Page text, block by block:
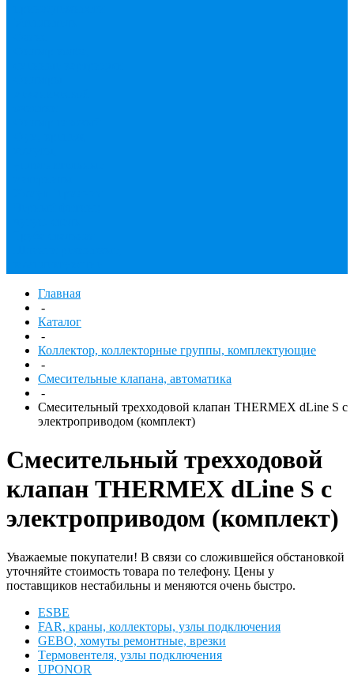
Главная
-
Каталог
-
Коллектор, коллекторные группы, комплектующие
-
Смесительные клапана, автоматика
-
Смесительный трехходовой клапан THERMEX dLine S с
электроприводом (комплект)
Смесительный трехходовой
клапан THERMEX dLine S с
электроприводом (комплект)
Уважаемые покупатели! В связи со сложившейся обстановкой
уточняйте стоимость товара по телефону. Цены у
поставщиков нестабильны и меняются очень быстро.
ESBЕ
FAR, краны, коллекторы, узлы подключения
GEBO, хомуты ремонтные, врезки
Tермовентеля, узлы подключения
UPONOR